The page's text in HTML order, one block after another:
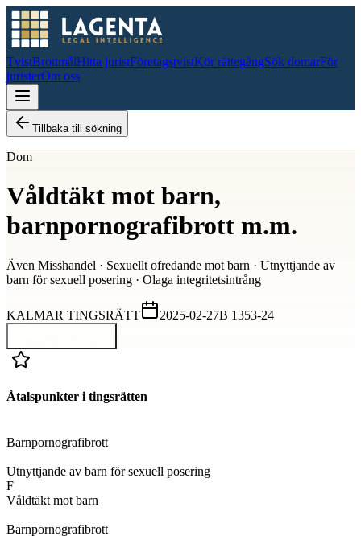
TvistBrottmålHitta juristFöretagstvistKör rättegångSök domarFör
juristerOm oss
Tillbaka till sökning
Dom
Våldtäkt mot barn,
barnpornografibrott m.m.
Även Misshandel · Sexuellt ofredande mot barn · Utnyttjande av
barn för sexuell posering · Olaga integritetsintrång
KALMAR TINGSRÄTT 2025-02-27B 1353-24
Åtalspunkter i tingsrätten
Barnpornografibrott
Utnyttjande av barn för sexuell posering
F
Våldtäkt mot barn
Barnpornografibrott